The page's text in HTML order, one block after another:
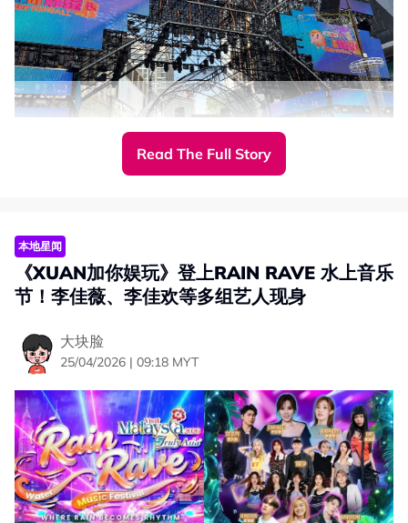
大马团体1119率先登场，以《福气马上来》点燃气氛，瞬
间嗨翻全场。随后再带来新歌《快乐打卡》。
Read The Full Story
本地星闻
《XUAN加你娱玩》登上RAIN RAVE 水上音乐
节！李佳薇、李佳欢等多组艺人现身
大块脸
25/04/2026 | 09:18 MYT